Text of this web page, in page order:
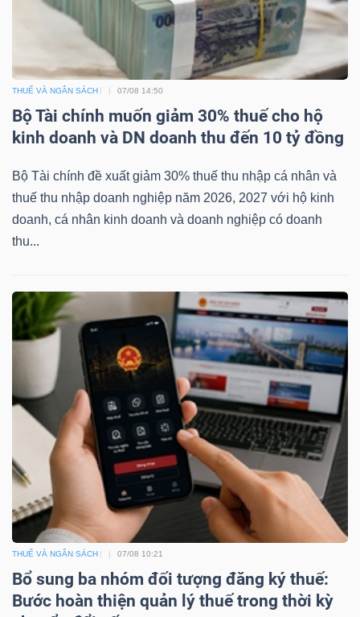
THUẾ VÀ NGÂN SÁCH 07/08 14:50
Bộ Tài chính muốn giảm 30% thuế cho hộ
kinh doanh và DN doanh thu đến 10 tỷ đồng
Bộ Tài chính đề xuất giảm 30% thuế thu nhập cá nhân và
thuế thu nhập doanh nghiệp năm 2026, 2027 với hộ kinh
doanh, cá nhân kinh doanh và doanh nghiệp có doanh
thu...
THUẾ VÀ NGÂN SÁCH 07/08 10:21
Bổ sung ba nhóm đối tượng đăng ký thuế:
Bước hoàn thiện quản lý thuế trong thời kỳ
CHÍNH
CÔNG
NGHỆ
THÔNG
DỊCH
TRUYỀN
THÔNG
TIỆN
ÍCH